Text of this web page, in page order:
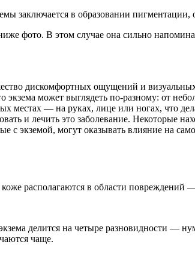
заключается в образовании пигментации,
фото. В этом случае она сильно
дискомфортных ощущений и
может выглядеть по-разному: от
местах — на руках, лице или ногах, что
и лечить это заболевание. Некоторые
с экземой, могут оказывать влияние на
располагаются в области повреждений
делится на четыре разновидности —
чаще.